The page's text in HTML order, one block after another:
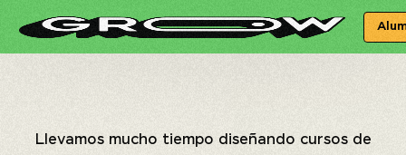
Llevamos mucho tiempo diseñando cursos de